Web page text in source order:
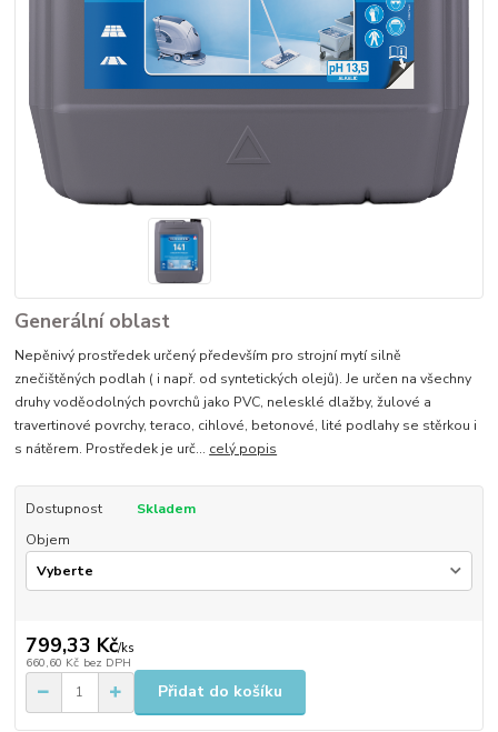
Generální oblast
Nepěnivý prostředek určený především pro strojní mytí silně
znečištěných podlah ( i např. od syntetických olejů). Je určen na všechny
druhy voděodolných povrchů jako PVC, nelesklé dlažby, žulové a
travertinové povrchy, teraco, cihlové, betonové, lité podlahy se stěrkou i
s nátěrem. Prostředek je urč... celý popis
Dostupnost
Skladem
Objem
799,33 Kč/ks
660,60 Kč bez DPH
Přidat do košíku